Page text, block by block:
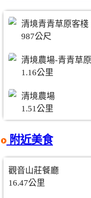
清境青青草原客棧
987公尺
清境農場-青青草原
1.16公里
清境農場
1.51公里
附近美食
觀音山莊餐廳
16.47公里